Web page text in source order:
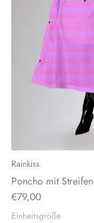
Rainkiss
Poncho mit
€79,00
Einheitsgröße